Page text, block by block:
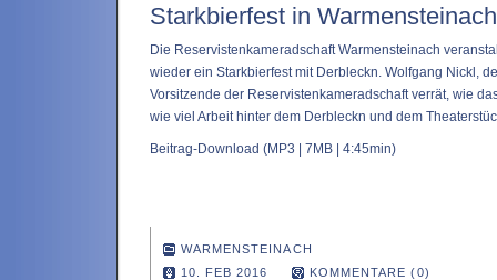
Starkbierfest in Warmensteinach
Die Reservistenkameradschaft Warmensteinach
wieder ein Starkbierfest mit Derbleckn. Wolfgang Nickl,
Vorsitzende der Reservistenkameradschaft verrät, wie
wie viel Arbeit hinter dem Derbleckn und dem
Beitrag-Download (MP3 | 7MB | 4:45min)
WARMENSTEINACH
10. FEB 2016
KOMMENTARE (0)